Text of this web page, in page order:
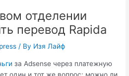
отделении
перевод Rapida
/ By Изя Лайф
за Adsense через платежную